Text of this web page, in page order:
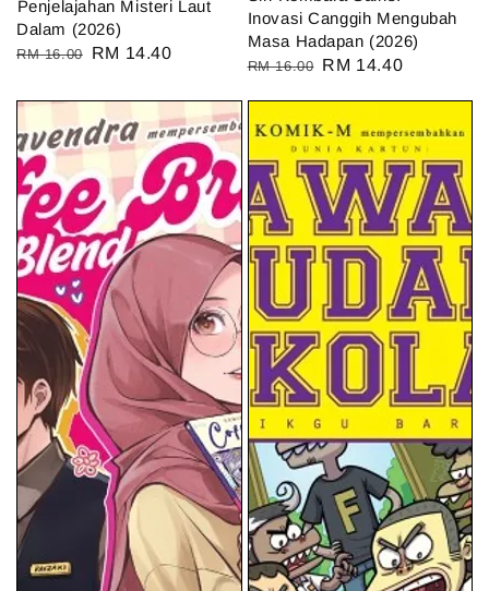
⁠Penjelajahan Misteri Laut
Dalam (2026)
Regular
RM 16.00
Sale
RM 14.40
Inovasi Canggih Mengubah
Masa Hadapan (2026)
Regular
RM 16.00 Sale
RM 14.40